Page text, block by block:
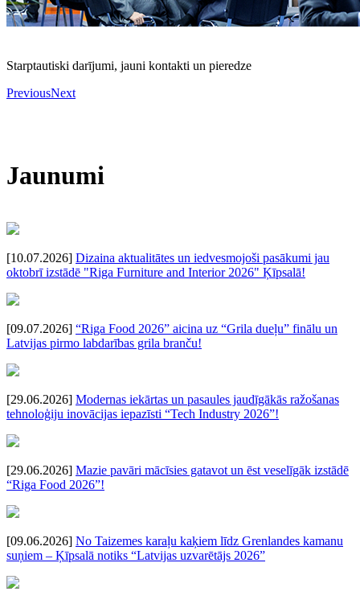
Starptautiski darījumi, jauni kontakti un pieredze
PreviousNext
Jaunumi
[10.07.2026] Dizaina aktualitātes un iedvesmojoši pasākumi jau
oktobrī izstādē "Riga Furniture and Interior 2026" Ķīpsalā!
[09.07.2026] “Riga Food 2026” aicina uz “Grila dueļu” finālu un
Latvijas pirmo labdarības grila branču!
[29.06.2026] Modernas iekārtas un pasaules jaudīgākās ražošanas
tehnoloģiju inovācijas iepazīsti “Tech Industry 2026”!
[29.06.2026] Mazie pavāri mācīsies gatavot un ēst veselīgāk izstādē
“Riga Food 2026”!
[09.06.2026] No Taizemes karaļu kaķiem līdz Grenlandes kamanu
suņiem – Ķīpsalā notiks “Latvijas uzvarētājs 2026”